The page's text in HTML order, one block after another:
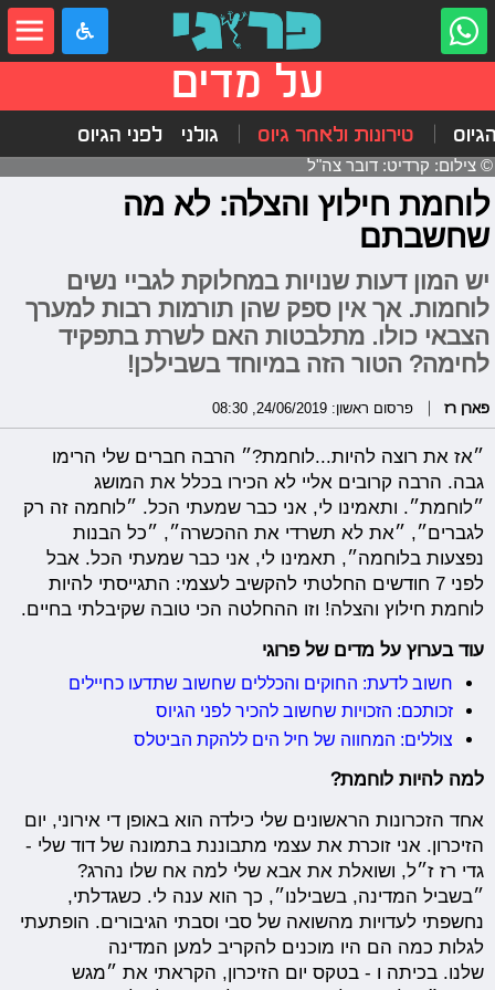
על מדים
טירונות ולאחר גיוס גולני לפני הגיוס
© צילום: קרדיט: דובר צה"ל
לוחמת חילוץ והצלה: לא מה
שחשבתם
יש המון דעות שנויות במחלוקת לגביי נשים
לוחמות. אך אין ספק שהן תורמות רבות למערך
הצבאי כולו. מתלבטות האם לשרת בתפקיד
לחימה? הטור הזה במיוחד בשבילכן!
פארן רז פרסום ראשון: 24/06/2019, 08:30
״אז את רוצה להיות...לוחמת?״ הרבה חברים שלי הרימו
גבה. הרבה קרובים אליי לא הכירו בכלל את המושג
״לוחמת״. ותאמינו לי, אני כבר שמעתי הכל. ״לוחמה זה רק
לגברים״, ״את לא תשרדי את ההכשרה״, ״כל הבנות
נפצעות בלוחמה״, תאמינו לי, אני כבר שמעתי הכל. אבל
לפני 7 חודשים החלטתי להקשיב לעצמי: התגייסתי להיות
לוחמת חילוץ והצלה! וזו ההחלטה הכי טובה שקיבלתי בחיים.
עוד בערוץ על מדים של פרוגי
חשוב לדעת: החוקים והכללים שחשוב שתדעו כחיילים
זכותכם: הזכויות שחשוב להכיר לפני הגיוס
צוללים: המחווה של חיל הים ללהקת הביטלס
למה להיות לוחמת?
אחד הזכרונות הראשונים שלי כילדה הוא באופן די אירוני, יום
הזיכרון. אני זוכרת את עצמי מתבוננת בתמונה של דוד שלי -
גדי רז ז״ל, ושואלת את אבא שלי למה אח שלו נהרג?
״בשביל המדינה, בשבילנו״, כך הוא ענה לי. כשגדלתי,
נחשפתי לעדויות מהשואה של סבי וסבתי הגיבורים. הופתעתי
לגלות כמה הם היו מוכנים להקריב למען המדינה
שלנו. בכיתה ו - בטקס יום הזיכרון, הקראתי את ״מגש